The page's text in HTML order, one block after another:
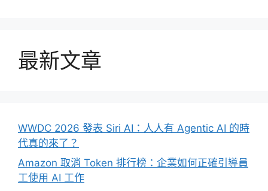
最新文章
WWDC 2026 發表 Siri AI：人人有 Agentic AI 的時
代真的來了？
Amazon 取消 Token 排行榜：企業如何正確引導員
工使用 AI 工作